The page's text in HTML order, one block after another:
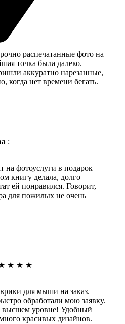
распечатанные фото на
точка была далеко.
аккуратно нарезанные,
когда нет времени бегать.
:
на фотоуслуги в подарок
книгу делала, долго
ей понравился. Говорит,
для пожилых не очень
★ ★ ★
для мыши на заказ.
обработали мою заявку.
высшем уровне! Удобный
красивых дизайнов.